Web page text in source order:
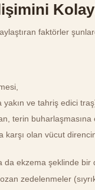
faktörler
ve tahriş edici
terin buharlaşmasına
karşı olan vücut
ekzema şeklinde bir
zedelenmeler